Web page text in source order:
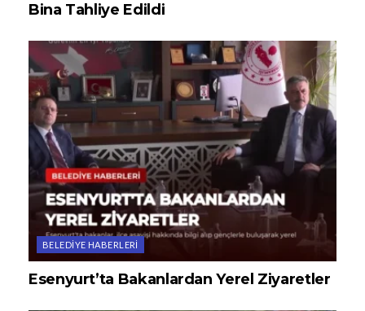
Bina Tahliye Edildi
BELEDIYE HABERLERI
Esenyurt’ta Bakanlardan Yerel Ziyaretler